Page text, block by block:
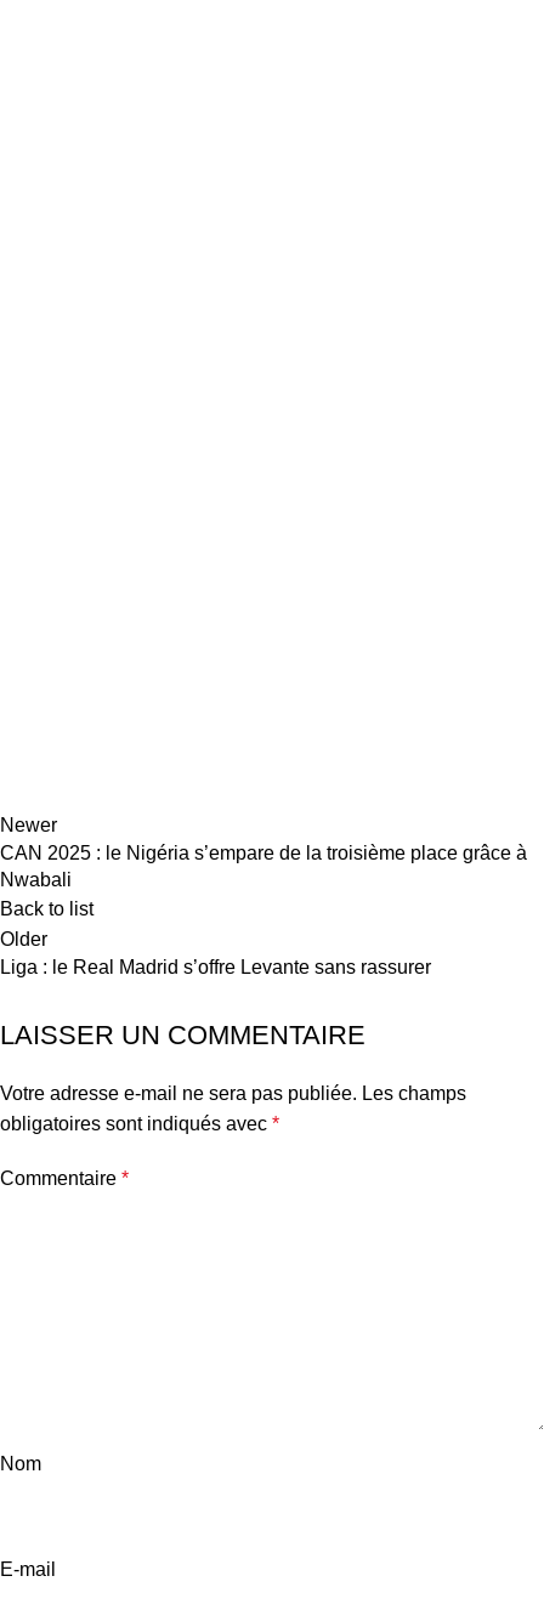
Newer
CAN 2025 : le Nigéria s’empare de la troisième place grâce à
Nwabali
Back to list
Older
Liga : le Real Madrid s’offre Levante sans rassurer
LAISSER UN COMMENTAIRE
Votre adresse e-mail ne sera pas publiée. Les champs
obligatoires sont indiqués avec *
Commentaire *
Nom
E-mail